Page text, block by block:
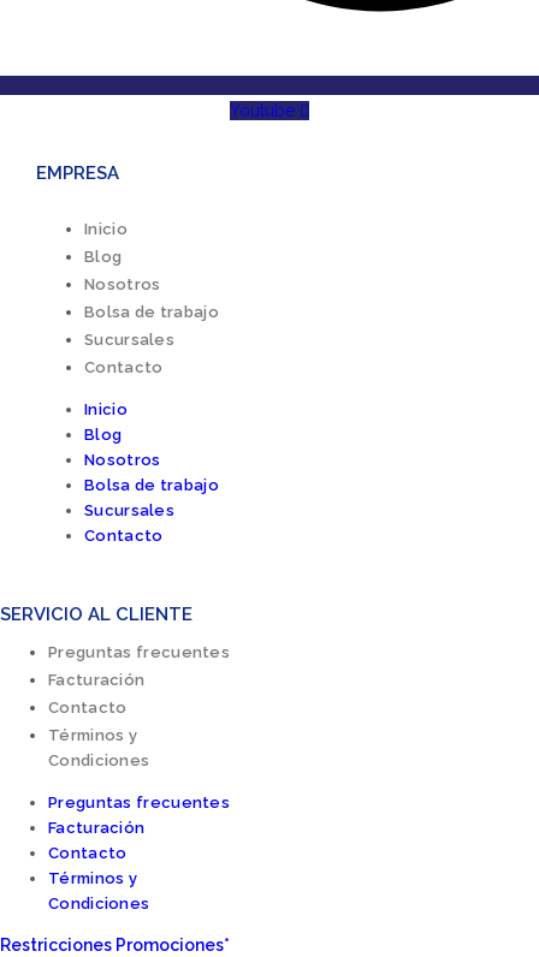
Youtube
EMPRESA
Inicio
Blog
Nosotros
Bolsa de trabajo
Sucursales
Contacto
Inicio
Blog
Nosotros
Bolsa de trabajo
Sucursales
Contacto
SERVICIO AL CLIENTE
Preguntas frecuentes
Facturación
Contacto
Términos y
Condiciones
Preguntas frecuentes
Facturación
Contacto
Términos y
Condiciones
Restricciones Promociones*